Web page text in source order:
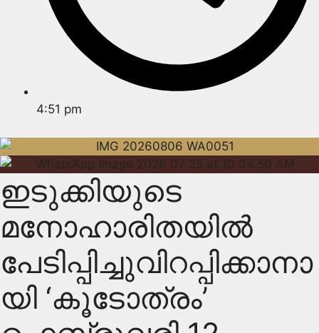
4:51 pm
ഇടുക്കിയുടെ
മനോഹാരിതയിൽ
പേടിപ്പിച്ചുവിറപ്പിക്കാനാ
യി ‘കൂടോത്രം’